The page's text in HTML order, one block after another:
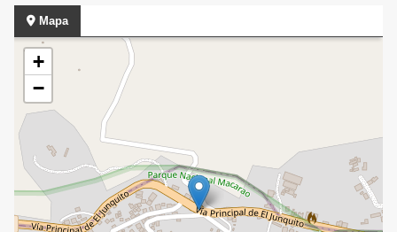
Mapa
+
−